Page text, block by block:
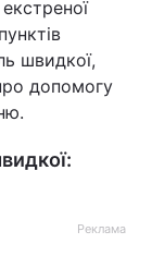
швидкої,
допомогу
Реклама